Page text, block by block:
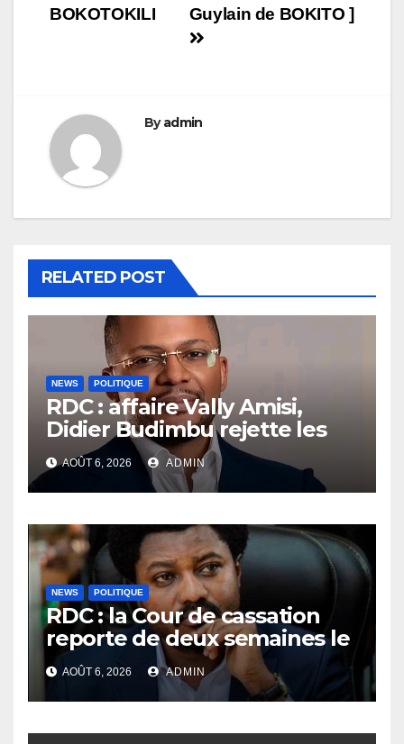
Guylain de BOKITO ]
BOKOTOKILI
Byadmin
RELATED POST
NEWS POLITIQUE
RDC : affaire Vally Amisi,
Didier Budimbu rejette les
accusations et appelle à
laisser la justice établir la
vérité
AOÛT 6, 2026 ADMIN
NEWS POLITIQUE
RDC : la Cour de cassation
reporte de deux semaines le
procès Frivao
AOÛT 6, 2026 ADMIN